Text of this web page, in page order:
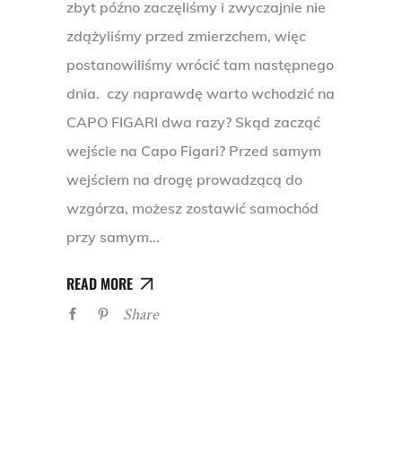
zbyt późno zaczęliśmy i zwyczajnie nie
zdążyliśmy przed zmierzchem, więc
postanowiliśmy wrócić tam następnego
dnia. czy naprawdę warto wchodzić na
CAPO FIGARI dwa razy? Skąd zacząć
wejście na Capo Figari? Przed samym
wejściem na drogę prowadzącą do
wzgórza, możesz zostawić samochód
przy samym
READ MORE
Share